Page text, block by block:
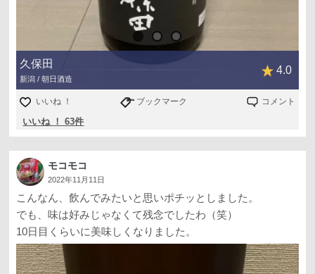
久保田
新潟 / 朝日酒造
4.0
いいね ！ ブックマーク コメント
いいね ！ 63件
モコモコ
2022年11月11日
こんなん、飲んでみたいと思いポチッとしました。
でも、味は好みじゃなくて残念でしたわ（笑）
10日目くらいに美味しくなりました。